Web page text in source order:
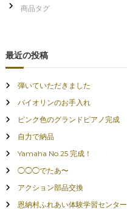
最近の投稿
弾いていただきました
バイオリンのお手入れ
ピンク色のグランドピアノ完成
自力で納品
Yamaha No.25 完成！
◯◯◯でたあ〜
アクション部品交換
恩納村ふれあい体験学習センター